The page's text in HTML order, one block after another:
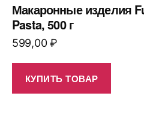
Макаронные изделия
Pasta, 500 г
599,00₽
КУПИТЬ ТОВАР